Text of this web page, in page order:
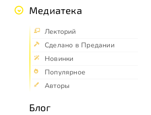
Медиатека
Лекторий
Сделано в Предании
Новинки
Популярное
Авторы
Блог